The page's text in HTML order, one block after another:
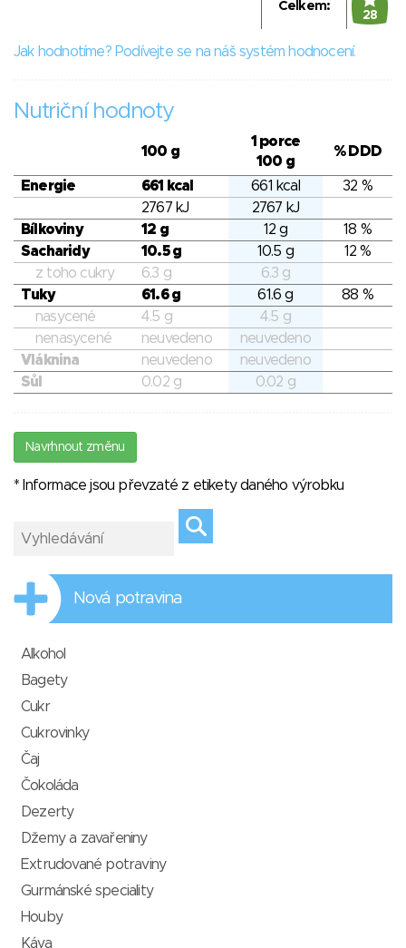
Celkem:
28
Jak hodnotíme? Podívejte se na náš systém hodnocení.
Nutriční hodnoty
100 g
1 porce
100 g
% DDD
Energie 661 kcal 661 kcal
32 %
2767 kJ
2767 kJ
Bílkoviny
12 g 12 g
18 %
Sacharidy
10.5 g 10.5 g
12 %
z toho cukry
6.3 g
6.3 g
Tuky
61.6 g 61.6 g
88 %
nasycené
4.5 g
4.5 g
nenasycené
neuvedeno
neuvedeno
Vláknina
neuvedeno
neuvedeno
Sůl
0.02 g 0.02 g
Navrhnout změnu
* Informace jsou převzaté z etikety daného výrobku
Nová potravina
Alkohol
Bagety
Cukr
Cukrovinky
Čaj
Čokoláda
Dezerty
Džemy a zavařeniny
Extrudované potraviny
Gurmánské speciality
Houby
Káva